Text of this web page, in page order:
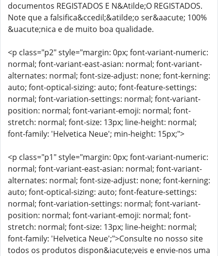
documentos REGISTADOS E N&Atilde;O REGISTADOS.
Note que a falsifica&ccedil;&atilde;o ser&aacute; 100%
&uacute;nica e de muito boa qualidade.
<p class="p2" style="margin: 0px; font-variant-numeric:
normal; font-variant-east-asian: normal; font-variant-
alternates: normal; font-size-adjust: none; font-kerning:
auto; font-optical-sizing: auto; font-feature-settings:
normal; font-variation-settings: normal; font-variant-
position: normal; font-variant-emoji: normal; font-
stretch: normal; font-size: 13px; line-height: normal;
font-family: 'Helvetica Neue'; min-height: 15px;">
<p class="p1" style="margin: 0px; font-variant-numeric:
normal; font-variant-east-asian: normal; font-variant-
alternates: normal; font-size-adjust: none; font-kerning:
auto; font-optical-sizing: auto; font-feature-settings:
normal; font-variation-settings: normal; font-variant-
position: normal; font-variant-emoji: normal; font-
stretch: normal; font-size: 13px; line-height: normal;
font-family: 'Helvetica Neue';">Consulte no nosso site
todos os produtos dispon&iacute;veis e envie-nos uma